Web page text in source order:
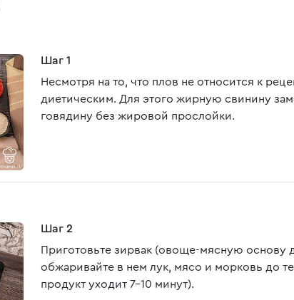
Шаг 1
Несмотря на то, что плов не относится к
диетическим. Для этого жирную свинину
говядину без жировой прослойки.
Шаг 2
Приготовьте зирвак (овоще-мясную основу
обжаривайте в нем лук, мясо и морковь до
продукт уходит 7-10 минут).